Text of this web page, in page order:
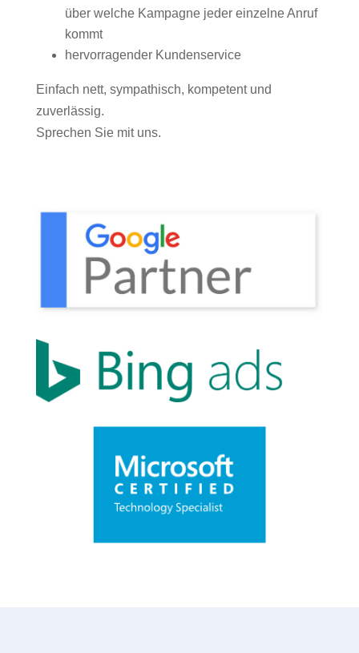
über welche Kampagne jeder einzelne Anruf
kommt
hervorragender Kundenservice
Einfach nett, sympathisch, kompetent und
zuverlässig.
Sprechen Sie mit uns.